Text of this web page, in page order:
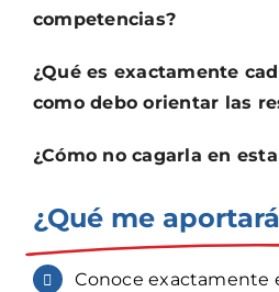
competencias?
¿Qué es exactamente
como debo orientar las
¿Cómo no cagarla en
¿Qué me
Conoce exactamente